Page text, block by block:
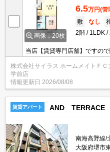
画像：20枚
6.5万円(管
敷
なし
2階
1LDK
当店【賃貸専門店舗】ですの
い！どこにある物件でも当店
せ♪初期費用がご心配な方はク
お部屋探し頂けます。
株式会社サイラス ホームメイトＦＣ
学前店
情報更新日 2026/08/08
賃貸アパート AND TERRACE
南海高野線/
大阪府堺市